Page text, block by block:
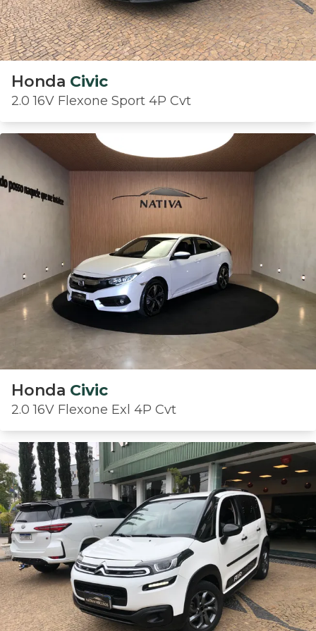
Honda Civic
2.0 16V Flexone Sport 4P Cvt
Honda Civic
2.0 16V Flexone Exl 4P Cvt